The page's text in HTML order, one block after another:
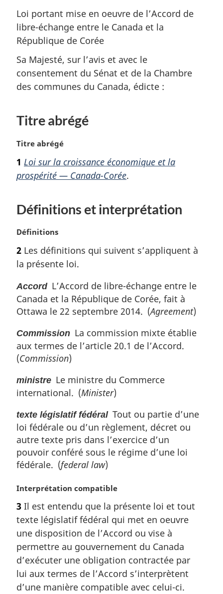
Loi portant mise en oeuvre de l’Accord de
libre-échange entre le Canada et la
République de Corée
Sa Majesté, sur l’avis et avec le
consentement du Sénat et de la Chambre
des communes du Canada, édicte :
Titre abrégé
N
t
e
r
i
a
:
Titre abrégé
1 Loi sur la croissance économique et la
prospérité — Canada-Corée.
Définitions et interprétation
N
t
e
a
r
g
n
a
l
e
Définitions
2 Les définitions qui suivent s’appliquent à
la présente loi.
AccordL’Accord de libre-échange entre le
Canada et la République de Corée, fait à
Ottawa le 22 septembre 2014. (Agreement)
Commission La commission mixte établie
aux termes de l’article 20.1 de l’Accord.
(Commission)
ministre Le ministre du Commerce
international. (Minister)
texte législatif fédéralTout ou partie d’une
loi fédérale ou d’un règlement, décret ou
autre texte pris dans l’exercice d’un
pouvoir conféré sous le régime d’une loi
fédérale. (federal law)
N
t
e
m
a
r
g
i
n
Interprétation compatible
3 Il est entendu que la présente loi et tout
texte législatif fédéral qui met en oeuvre
une disposition de l’Accord ou vise à
permettre au gouvernement du Canada
d’exécuter une obligation contractée par
lui aux termes de l’Accord s’interprètent
d’une manière compatible avec celui-ci.